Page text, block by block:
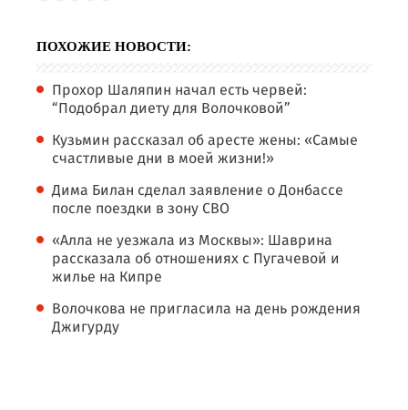
ПОХОЖИЕ НОВОСТИ:
Прохор Шаляпин начал есть червей:
“Подобрал диету для Волочковой”
Кузьмин рассказал об аресте жены: «Cамые
счастливые дни в моей жизни!»
Дима Билан сделал заявление о Донбассе
после поездки в зону СВО
«Алла не уезжала из Москвы»: Шаврина
рассказала об отношениях с Пугачевой и
жилье на Кипре
Волочкова не пригласила на день рождения
Джигурду